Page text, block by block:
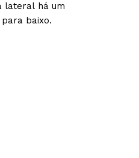
lateral há um
baixo.